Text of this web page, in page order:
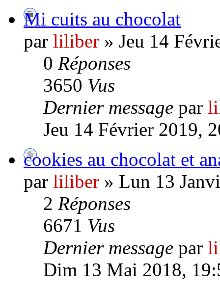
Mi cuits au chocolat
par liliber » Jeu 14
0 Réponses
3650 Vus
Dernier message par
Jeu 14 Février 2019,
cookies au chocolat et
par liliber » Lun 13
2 Réponses
6671 Vus
Dernier message par
Dim 13 Mai 2018,